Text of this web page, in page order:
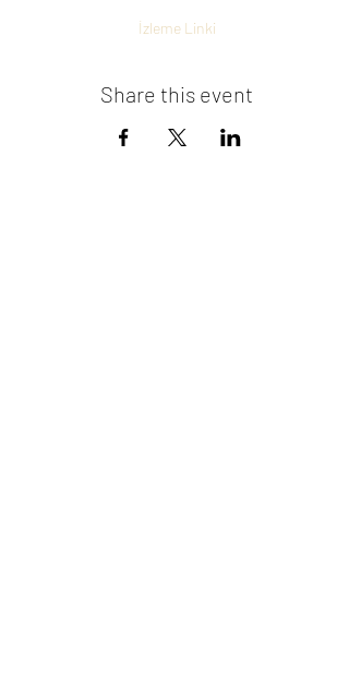
İzleme Linki
Share this event